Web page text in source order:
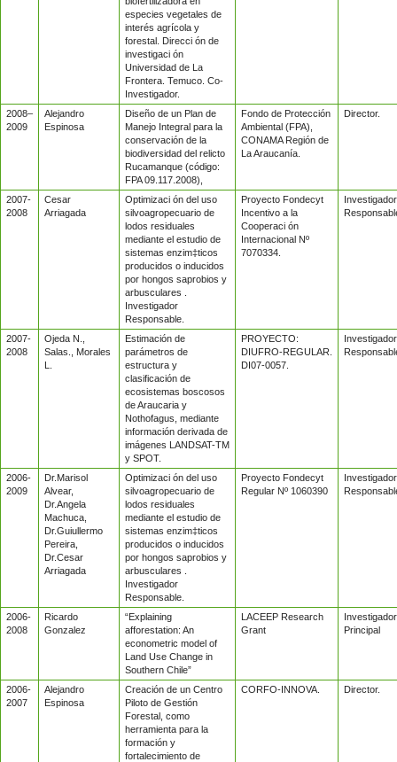
especies vegetales de
interés agrícola y
forestal. Direcci ón de
investigaci ón
Universidad de La
Frontera. Temuco. Co-
Investigador.
2008–
2009
Alejandro
Espinosa
Diseño de un Plan de
Manejo Integral para la
conservación de la
biodiversidad del relicto
Rucamanque (código:
FPA 09.117.2008),
Fondo de Protección
Ambiental (FPA),
CONAMA Región de
La Araucanía.
Director.
2007-
2008
Cesar
Arriagada
Optimizaci ón del uso
silvoagropecuario de
lodos residuales
mediante el estudio de
sistemas enzim‡ticos
producidos o inducidos
por hongos saprobios y
arbusculares .
Investigador
Responsable.
Proyecto Fondecyt
Incentivo a la
Cooperaci ón
Internacional Nº
7070334.
Investigador
2007-
2008
Ojeda N.,
Salas., Morales
L.
Estimación de
parámetros de
estructura y
clasificación de
ecosistemas boscosos
de Araucaria y
Nothofagus, mediante
información derivada de
imágenes LANDSAT-TM
y SPOT.
PROYECTO:
DIUFRO-REGULAR.
DI07-0057.
Investigador
2006-
2009
Dr.Marisol
Alvear,
Dr.Angela
Machuca,
Dr.Guiullermo
Pereira,
Dr.Cesar
Arriagada
Optimizaci ón del uso
silvoagropecuario de
lodos residuales
mediante el estudio de
sistemas enzim‡ticos
producidos o inducidos
por hongos saprobios y
arbusculares .
Investigador
Responsable.
Proyecto Fondecyt
Regular Nº 1060390
Investigador
2006-
2008
Ricardo
Gonzalez
“Explaining
afforestation: An
econometric model of
Land Use Change in
Southern Chile”
LACEEP Research
Grant
Investigador
Principal
2006-
2007
Alejandro
Espinosa
Creación de un Centro
Piloto de Gestión
Forestal, como
herramienta para la
formación y
fortalecimiento de
CORFO-INNOVA. Director.